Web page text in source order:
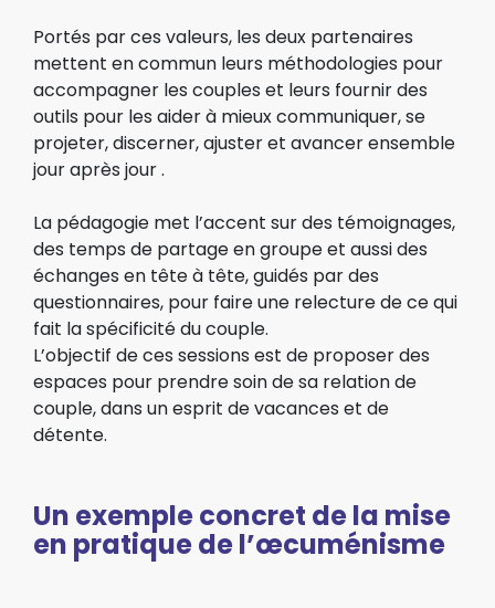
Portés par ces valeurs, les deux partenaires
mettent en commun leurs méthodologies pour
accompagner les couples et leurs fournir des
outils pour les aider à mieux communiquer, se
projeter, discerner, ajuster et avancer ensemble
jour après jour .
La pédagogie met l’accent sur des témoignages,
des temps de partage en groupe et aussi des
échanges en tête à tête, guidés par des
questionnaires, pour faire une relecture de ce qui
fait la spécificité du couple.
L’objectif de ces sessions est de proposer des
espaces pour prendre soin de sa relation de
couple, dans un esprit de vacances et de
détente.
Un exemple concret de la mise
en pratique de l’œcuménisme